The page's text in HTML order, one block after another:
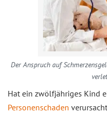
Der Anspruch auf
Hat ein zwölfjähriges Kind
Personenschaden